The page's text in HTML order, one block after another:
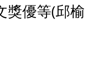
獎優等(邱榆